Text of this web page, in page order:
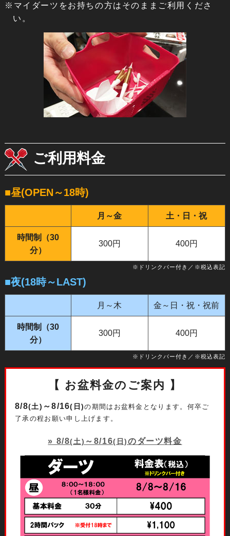
※マイダーツをお持ちの方はそのままご利用くださ
い。
ご利用料金
■昼(OPEN～18時)
月～金 土・日・祝
時間制（30
分）
300円 400円
※ドリンクバー付き／※税込表記
■夜(18時～LAST)
月～木 金～日・祝・祝前
時間制（30
分）
300円 400円
※ドリンクバー付き／※税込表記
【 お盆料金のご案内 】
8/8(土) ～8/16(日)の期間はお盆料金となります。 何卒ご
了承の程お願い申し上げます。
» 8/8(土) ～8/16(日)のダーツ料金